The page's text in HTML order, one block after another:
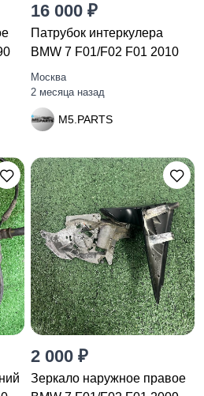
16 000 ₽
Патрубок интеркулера
BMW 7 F01/F02 F01 2010
Москва
2 месяца назад
M5.PARTS
2 000 ₽
Зеркало наружное правое